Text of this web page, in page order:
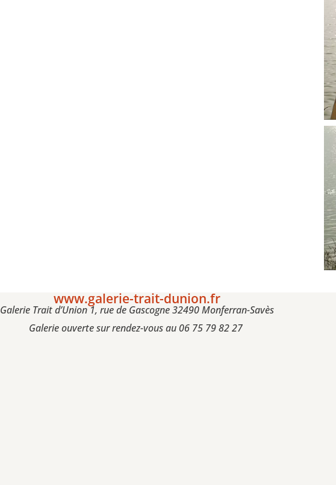
www.galerie-trait-dunion.fr
Galerie Trait d’Union 1, rue de Gascogne 32490 Monferran-Savès
Galerie ouverte sur rendez-vous au 06 75 79 82 27